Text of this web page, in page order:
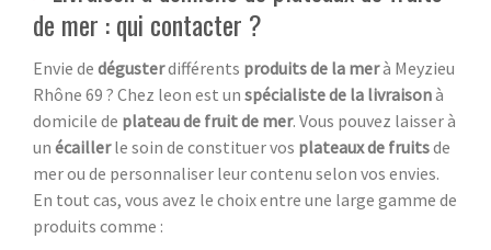
de mer : qui contacter ?
Envie de dégusterdifférents produits de la merà Meyzieu
Rhône 69 ? Chez leon est un spécialiste de la livraisonà
domicile de plateau de fruit de mer. Vous pouvez laisser à
un écaillerle soin de constituer vos plateaux de fruitsde
mer ou de personnaliser leur contenu selon vos envies.
En tout cas, vous avez le choix entre une large gamme de
produits comme :